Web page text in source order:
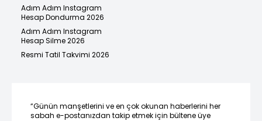
Adım Adım Instagram
Hesap Dondurma 2026
Adım Adım Instagram
Hesap Silme 2026
Resmi Tatil Takvimi 2026
“Günün manşetlerini ve en çok okunan haberlerini her
sabah e-postanızdan takip etmek için bültene üye